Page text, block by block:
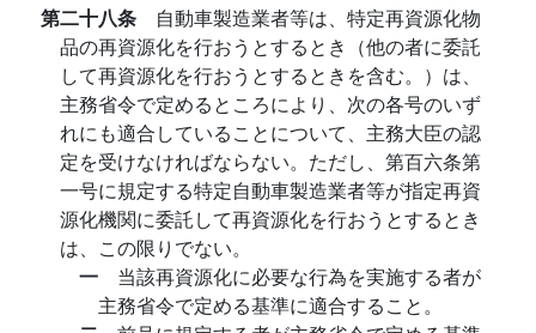
第二十八条 自動車製造業者等は、特定再資源化物
品の再資源化を行おうとするとき（他の者に委託
して再資源化を行おうとするときを含む。）は、
主務省令で定めるところにより、次の各号のいず
れにも適合していることについて、主務大臣の認
定を受けなければならない。ただし、第百六条第
一号に規定する特定自動車製造業者等が指定再資
源化機関に委託して再資源化を行おうとするとき
は、この限りでない。
一 当該再資源化に必要な行為を実施する者が
主務省令で定める基準に適合すること。